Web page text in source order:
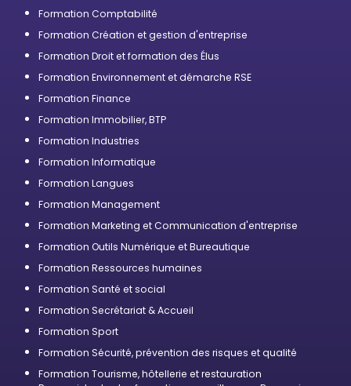
Formation Comptabilité
Formation Création et gestion d'entreprise
Formation Droit et formation des Élus
Formation Environnement et démarche RSE
Formation Finance
Formation Immobilier, BTP
Formation Industries
Formation Informatique
Formation Langues
Formation Management
Formation Marketing et Communication d'entreprise
Formation Outils Numérique et Bureautique
Formation Ressources humaines
Formation Santé et social
Formation Secrétariat & Accueil
Formation Sport
Formation Sécurité, prévention des risques et qualité
Formation Tourisme, hôtellerie et restauration